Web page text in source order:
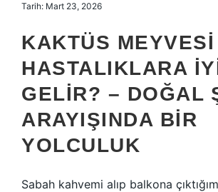
Tarih: Mart 23, 2026
KAKTÜS
HASTALIKLARA
GELIR? – DOĞAL
ARAYIŞINDA BIR
YOLCULUK
Sabah kahvemi alıp balkona